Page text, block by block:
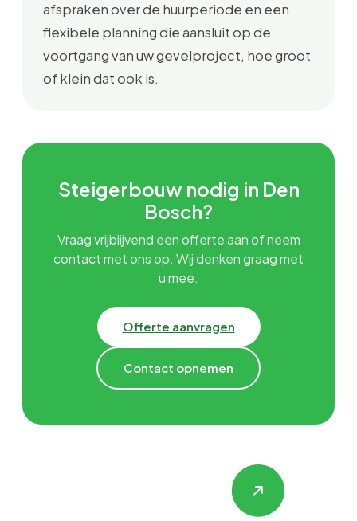
afspraken over de huurperiode en een
flexibele planning die aansluit op de
voortgang van uw gevelproject, hoe groot
of klein dat ook is.
Steigerbouw nodig in Den
Bosch?
Vraag vrijblijvend een offerte aan of neem
contact met ons op. Wij denken graag met
u mee.
Offerte aanvragen
Contact opnemen